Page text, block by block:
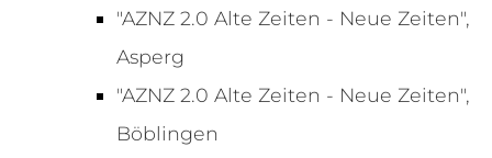
"AZNZ 2.0 Alte Zeiten - Neue Zeiten",
Asperg
"AZNZ 2.0 Alte Zeiten - Neue Zeiten",
Böblingen